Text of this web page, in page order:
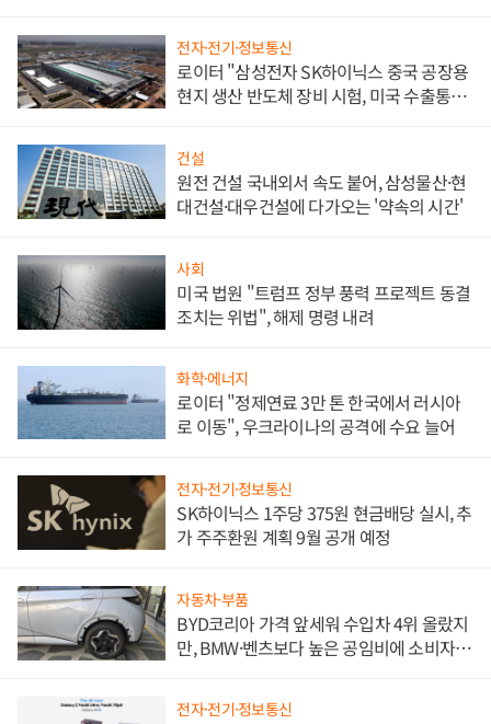
전자·전기·정보통신
로이터 "삼성전자 SK하이닉스 중국 공장용
현지 생산 반도체 장비 시험, 미국 수출통제
건설
원전 건설 국내외서 속도 붙어, 삼성물산·현
대건설·대우건설에 다가오는 '약속의 시간'
사회
미국 법원 "트럼프 정부 풍력 프로젝트 동결
조치는 위법", 해제 명령 내려
화학·에너지
로이터 "정제연료 3만 톤 한국에서 러시아
로 이동", 우크라이나의 공격에 수요 늘어
전자·전기·정보통신
SK하이닉스 1주당 375원 현금배당 실시, 추
가 주주환원 계획 9월 공개 예정
자동차·부품
BYD코리아 가격 앞세워 수입차 4위 올랐지
만, BMW·벤츠보다 높은 공임비에 소비자
전자·전기·정보통신